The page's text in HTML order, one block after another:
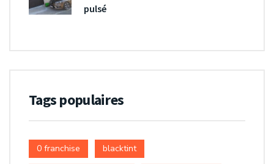
pulsé
Tags populaires
0 franchise blacktint